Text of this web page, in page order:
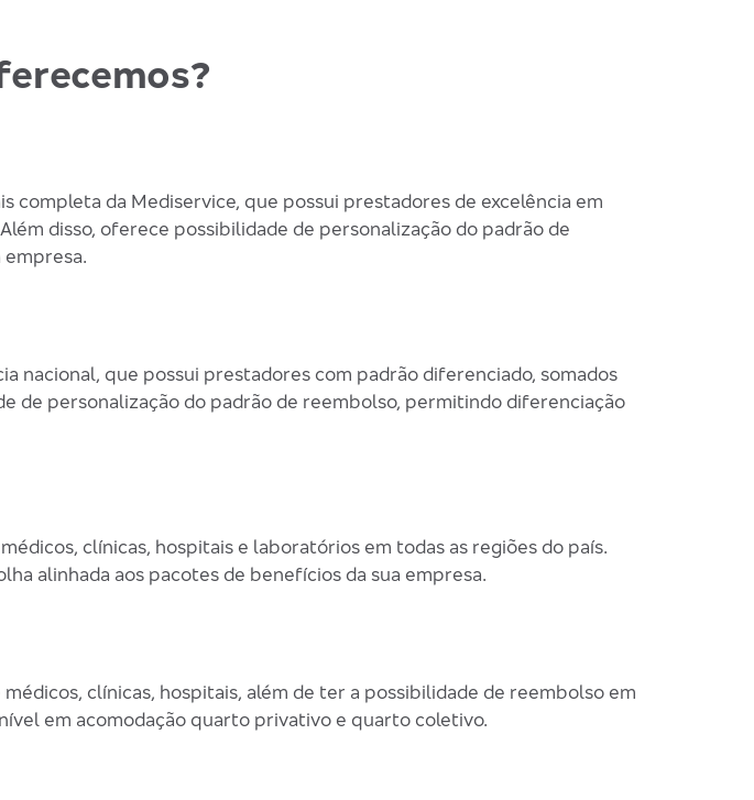
completa da Mediservice, que possui prestadores de excelência em
disso, oferece possibilidade de personalização do padrão de
nacional, que possui prestadores com padrão diferenciado, somados
de personalização do padrão de reembolso, permitindo diferenciação
clínicas, hospitais e laboratórios em todas as regiões do país.
alinhada aos pacotes de benefícios da sua empresa.
clínicas, hospitais, além de ter a possibilidade de reembolso em
em acomodação quarto privativo e quarto coletivo.